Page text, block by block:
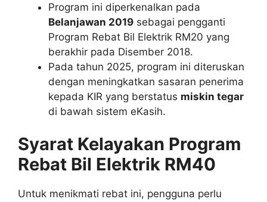
Program ini diperkenalkan pada
Belanjawan 2019 sebagai pengganti
Program Rebat Bil Elektrik RM20 yang
berakhir pada Disember 2018.
Pada tahun 2025, program ini diteruskan
dengan meningkatkan sasaran penerima
kepada KIR yang berstatus miskin tegar
di bawah sistem eKasih.
Syarat Kelayakan Program
Rebat Bil Elektrik RM40
Untuk menikmati rebat ini, pengguna perlu